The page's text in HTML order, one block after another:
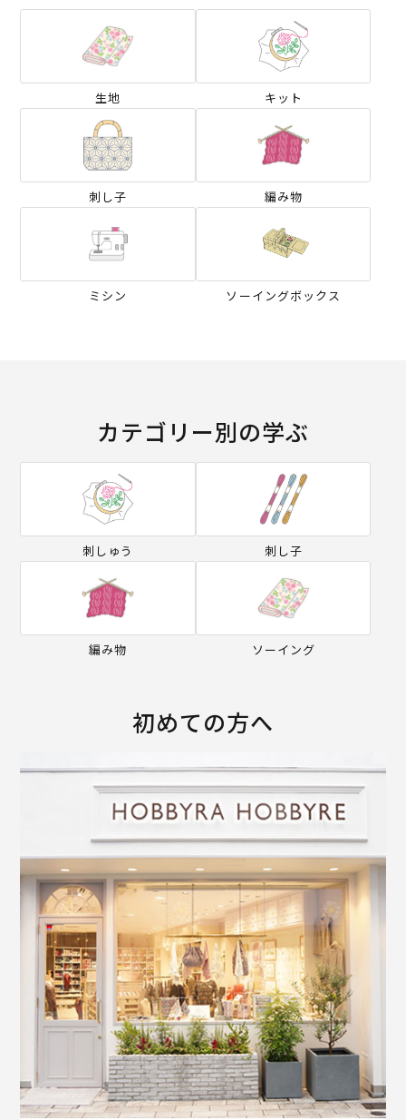
生地 キット
刺し子 編み物
ミシン ソーイングボックス
カテゴリー別の学ぶ
刺しゅう 刺し子
編み物 ソーイング
初めての方へ